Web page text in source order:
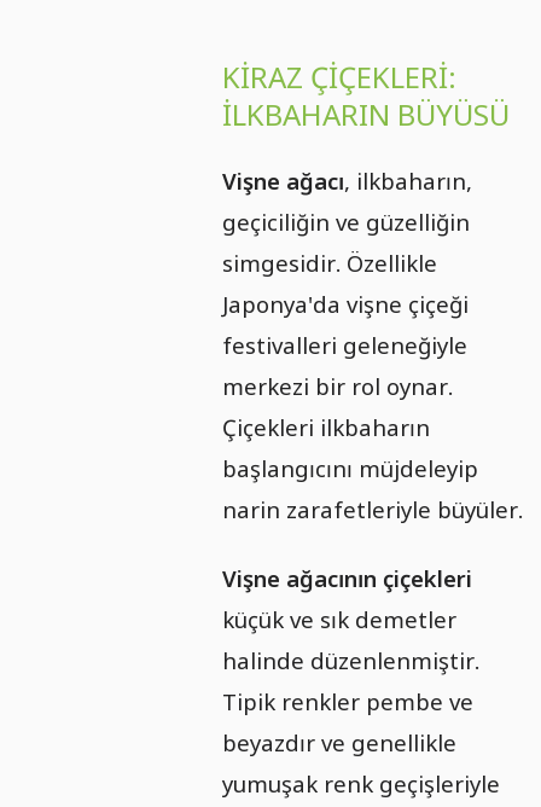
KIRAZ ÇIÇEKLERI:
İLKBAHARIN BÜYÜSÜ
Vişne ağacı, ilkbaharın,
geçiciliğin ve güzelliğin
simgesidir. Özellikle
Japonya'da vişne çiçeği
festivalleri geleneğiyle
merkezi bir rol oynar.
Çiçekleri ilkbaharın
başlangıcını müjdeleyip
narin zarafetleriyle büyüler.
Vişne ağacının çiçekleri
küçük ve sık demetler
halinde düzenlenmiştir.
Tipik renkler pembe ve
beyazdır ve genellikle
yumuşak renk geçişleriyle